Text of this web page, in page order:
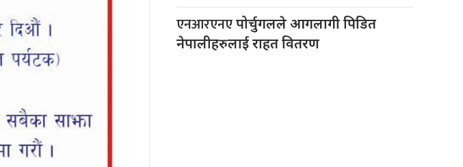
एनआरएनएपोर्चुगलले आगलागी पिडित
नेपालीहरुलाई राहत वितरण